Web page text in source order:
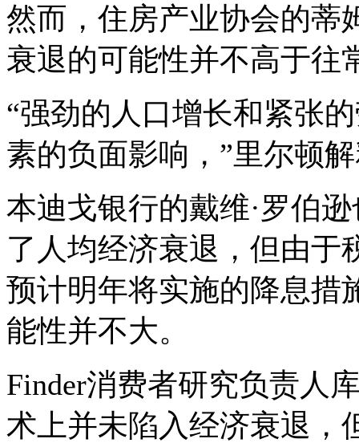
然而，住房产业协会的蒂
衰退的可能性并不高于往
“强劲的人口增长和紧张
素的负面影响，”里尔顿
本迪戈银行的戴维·罗伯
了人均经济衰退，但由于
预计明年将实施的降息措
能性并不大。
Finder消费者研究负责人
术上并未陷入经济衰退，